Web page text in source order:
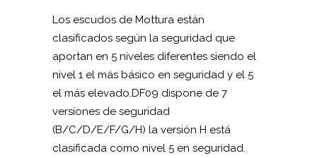
Los escudos de Mottura están
clasificados según la seguridad que
aportan en 5 niveles diferentes siendo el
nivel 1 el más básico en seguridad y el 5
el más elevado.DF09 dispone de 7
versiones de seguridad
(B/C/D/E/F/G/H) la versión H está
clasificada como nivel 5 en seguridad.